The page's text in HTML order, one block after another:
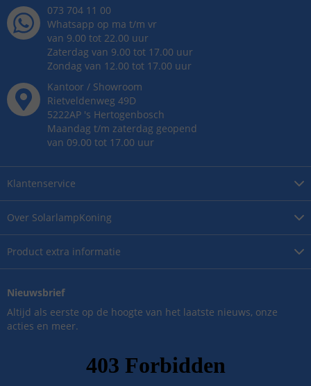
Over SolarlampKoning
Product extra informatie
Klantenservice
073 704 11 00
Whatsapp op ma t/m vr
van 9.00 tot 22.00 uur
Zaterdag van 9.00 tot 17.00 uur
Zondag van 12.00 tot 17.00 uur
Kantoor / Showroom
Rietveldenweg 49D
5222AP 's Hertogenbosch
Maandag t/m zaterdag geopend
van 09.00 tot 17.00 uur
Nieuwsbrief
Altijd als eerste op de hoogte van het laatste nieuws, onze
acties en meer.